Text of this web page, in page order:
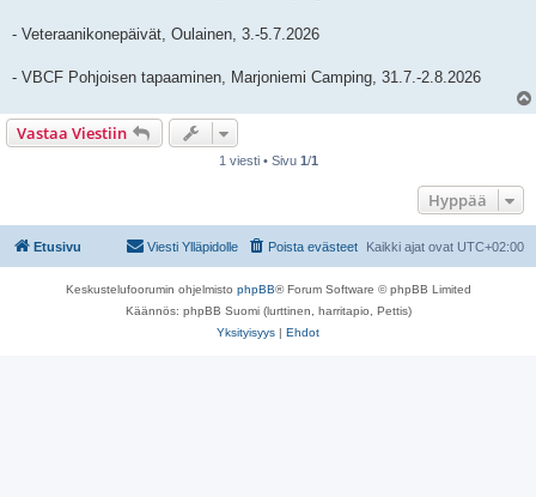
- Veteraanikonepäivät, Oulainen, 3.-5.7.2026
- VBCF Pohjoisen tapaaminen, Marjoniemi Camping, 31.7.-2.8.2026
Vastaa Viestiin
1 viesti • Sivu 1/1
Hyppää
Etusivu Kaikki ajat ovat UTC+02:00
Poista evästeet
Viesti Ylläpidolle
Keskustelufoorumin ohjelmisto phpBB® Forum Software © phpBB Limited
Käännös: phpBB Suomi (lurttinen, harritapio, Pettis)
Yksityisyys | Ehdot